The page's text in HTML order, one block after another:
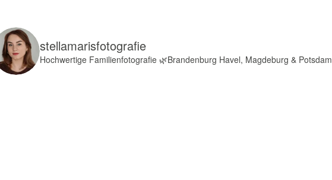
stellamarisfotografie
Hochwertige Familienfotografie🌿Brandenburg Havel, Magdeburg & Potsdam